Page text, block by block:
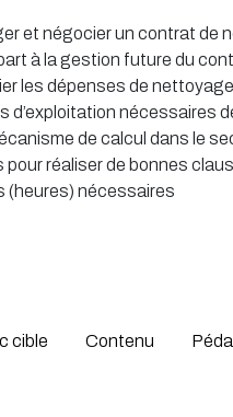
et négocier un contrat de
à la gestion future du
les dépenses de
d’exploitation nécessaires
de calcul dans le
pour réaliser de bonnes
(heures) nécessaires
cible Contenu